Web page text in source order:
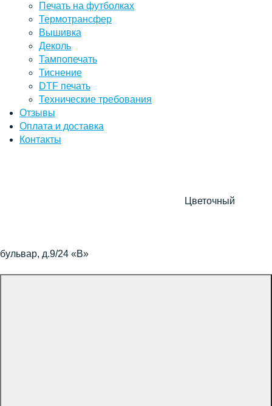
Печать на футболках
Термотрансфер
Вышивка
Деколь
Тампопечать
Тиснение
DTF печать
Технические требования
Отзывы
Оплата и доставка
Контакты
Цветочный
бульвар, д.9/24 «В»